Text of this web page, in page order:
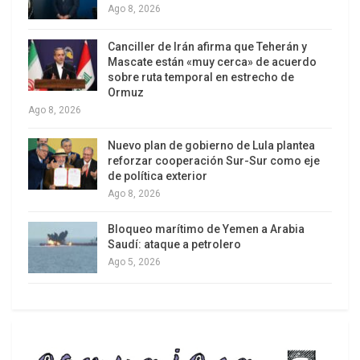
Optimistamente, el proyecto de ley de
Presupuesto del Sector Público para el Año Fiscal
2025 consigna un presupuesto inicial de apertura
de S/252 mil millones, 4.6 % más que el 2024. El
Ago 8, 2026
Canciller de Irán afirma que Teherán y
Mascate están «muy cerca» de acuerdo
sobre ruta temporal en estrecho de
Ormuz
Ago 8, 2026
Nuevo plan de gobierno de Lula plantea
reforzar cooperación Sur-Sur como eje
de política exterior
Ago 8, 2026
Bloqueo marítimo de Yemen a Arabia
Saudí: ataque a petrolero
Ago 5, 2026